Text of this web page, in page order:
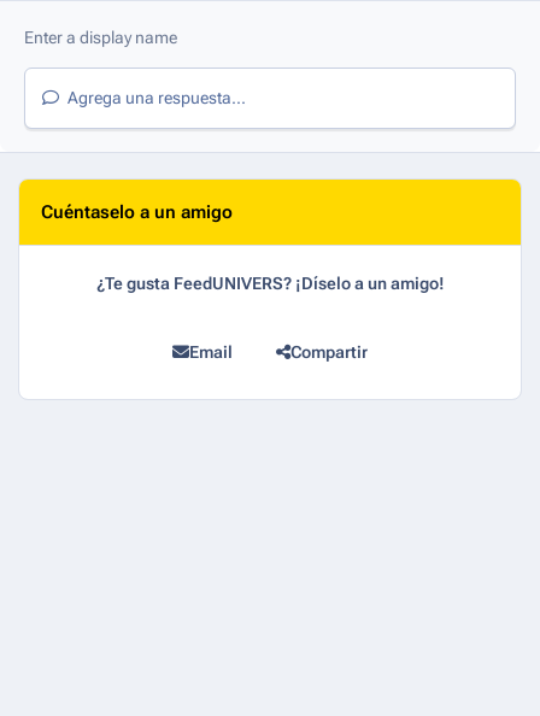
Agrega una respuesta...
Cuéntaselo a un amigo
¿Te gusta FeedUNIVERS? ¡Díselo a un amigo!
Email Compartir